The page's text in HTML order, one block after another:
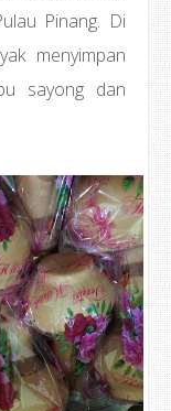
Pinang. Di
menyimpan
sayong dan